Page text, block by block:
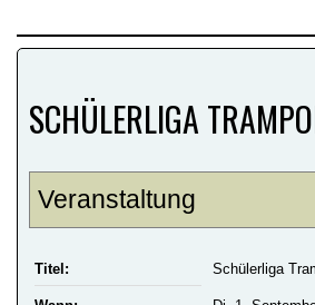
SCHÜLERLIGA
Veranstaltung
Titel: Schülerliga